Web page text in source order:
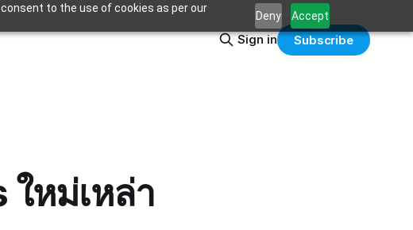
to the use of cookies as per our
Deny Accept
Sign in Subscribe
ใหม่เหล่า